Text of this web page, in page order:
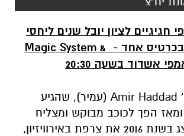
חגיגיים לציון יובל שנים ליחסי
ישראל צרפת בכרטיס אחד - Magic System &
כוכב הריאליטי' Amir Haddad (עמיר), שהגיע
ומאז הפך לכוכב מבוקש ומצליח
בצרפת ואף ייצג בשנת 2016 את צרפת באירוויזיון,